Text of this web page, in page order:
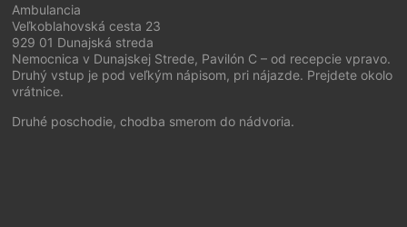
Ambulancia
Veľkoblahovská cesta 23
929 01 Dunajská streda
Nemocnica v Dunajskej Strede, Pavilón C – od recepcie vpravo.
Druhý vstup je pod veľkým nápisom, pri nájazde. Prejdete okolo
vrátnice.
Druhé poschodie, chodba smerom do nádvoria.